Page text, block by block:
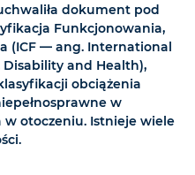
dokument pod
Funkcjonowania,
(ICF — ang. International
and Health),
obciążenia
w
otoczeniu. Istnieje wiele